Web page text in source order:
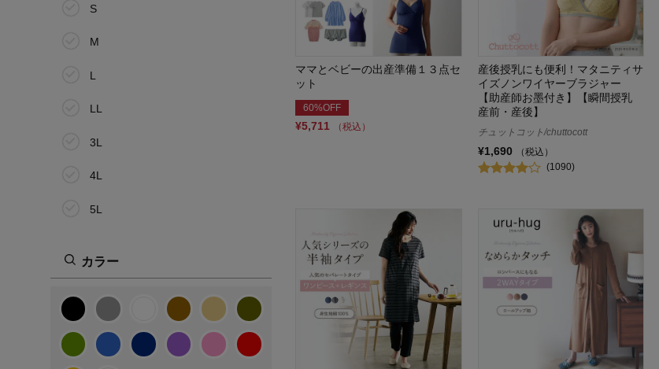
S
M
L
LL
3L
4L
5L
マタニティS
マタニティM
マタニティL
カラー
ママとベビーの出産準備１３点セ
ット
60%OFF
¥5,711 （税込）
産後授乳にも便利！マタニティサ
イズノンワイヤーブラジャー
【助産師お墨付き】【瞬間授乳
産前・産後】
チュットコット/chuttocott
¥1,690
（税込）
(1090)